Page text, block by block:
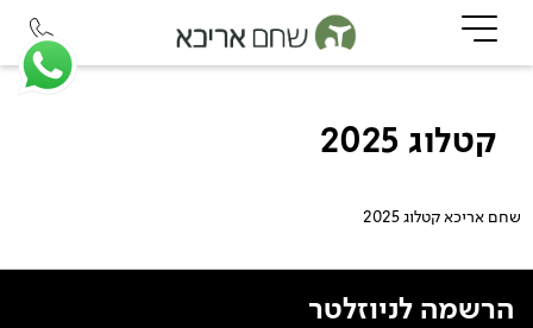
קטלוג 2025
שחם אריכא קטלוג 2025
הרשמה לניוזלטר